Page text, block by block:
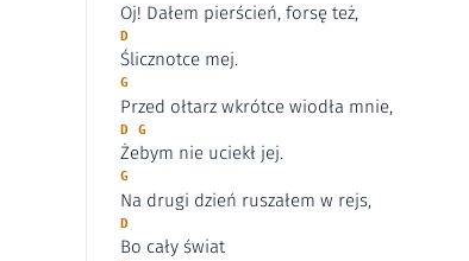
Oj! Dałem pierścień, forsę też,
D
Ślicznotce mej.
G
Przed ołtarz wkrótce wiodła mnie,
D G
Żebym nie uciekł jej.
G
Na drugi dzień ruszałem w rejs,
D
Bo cały świat